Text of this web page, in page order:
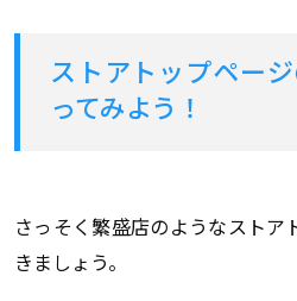
ストアトップペー
ってみよう！
さっそく繁盛店のようなストア
きましょう。